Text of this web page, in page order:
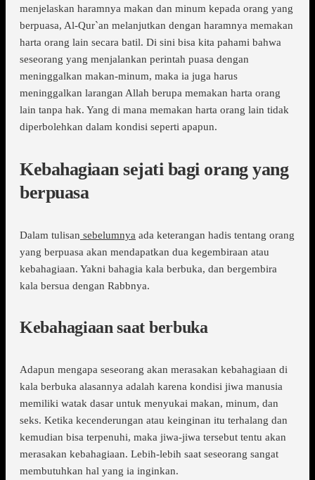
menjelaskan haramnya makan dan minum kepada orang yang
berpuasa, Al-Qur`an melanjutkan dengan haramnya memakan
harta orang lain secara batil. Di sini bisa kita pahami bahwa
seseorang yang menjalankan perintah puasa dengan
meninggalkan makan-minum, maka ia juga harus
meninggalkan larangan Allah berupa memakan harta orang
lain tanpa hak. Yang di mana memakan harta orang lain tidak
diperbolehkan dalam kondisi seperti apapun.
Kebahagiaan sejati bagi orang yang
berpuasa
Dalam tulisan sebelumnya ada keterangan hadis tentang orang
yang berpuasa akan mendapatkan dua kegembiraan atau
kebahagiaan. Yakni bahagia kala berbuka, dan bergembira
kala bersua dengan Rabbnya.
Kebahagiaan saat berbuka
Adapun mengapa seseorang akan merasakan kebahagiaan di
kala berbuka alasannya adalah karena kondisi jiwa manusia
memiliki watak dasar untuk menyukai makan, minum, dan
seks. Ketika kecenderungan atau keinginan itu terhalang dan
kemudian bisa terpenuhi, maka jiwa-jiwa tersebut tentu akan
merasakan kebahagiaan. Lebih-lebih saat seseorang sangat
membutuhkan hal yang ia inginkan.